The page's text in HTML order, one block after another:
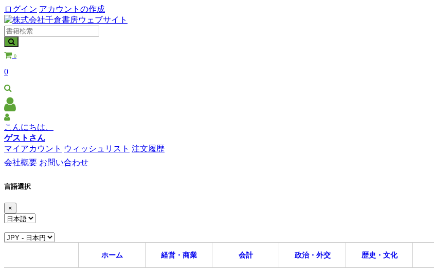
ログイン アカウントの作成
0
0
こんにちは、
ゲストさん
マイアカウント ウィッシュリスト 注文履歴
会社概要 お問い合わせ
言語選択
×
ホーム 経営・商業 会計 政治・外交 歴史・文化